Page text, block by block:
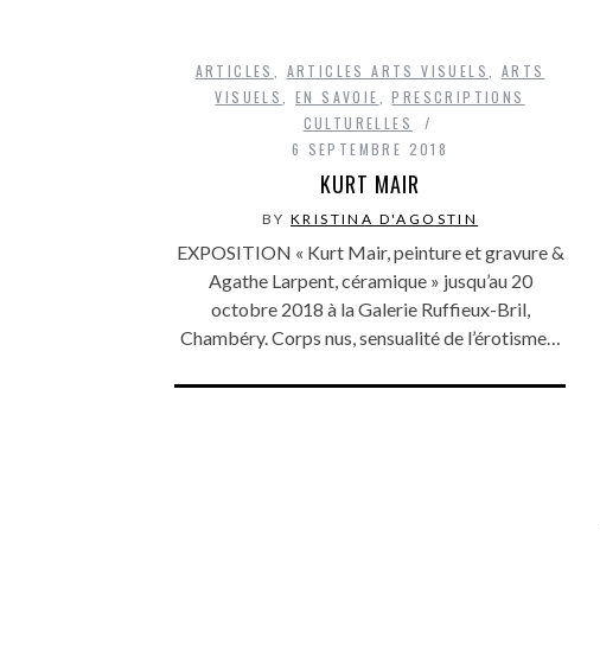
ARTICLES ARTICLES ARTS VISUELS
ARTS
VISUELS
EN SAVOIE ,PRESCRIPTIONS
CULTURELLES
6 SEPTEMBRE 2018
KURT MAIR
BY KRISTINA D'AGOSTIN
EXPOSITION « Kurt Mair, peinture et gravure &
Agathe Larpent, céramique » jusqu’au 20
octobre 2018 à la Galerie Ruffieux-Bril,
Chambéry. Corps nus, sensualité de l’érotisme…